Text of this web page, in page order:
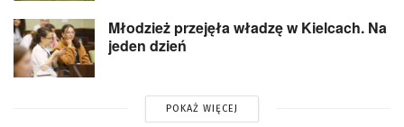
Młodzież przejęła władzę w Kielcach. Na
jeden dzień
POKAŻ WIĘCEJ